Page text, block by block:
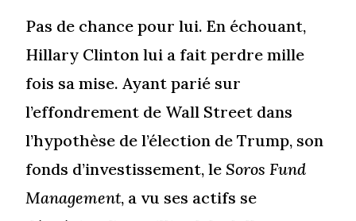
Pas de chance pour lui. En échouant,
Hillary Clinton lui a fait perdre mille
fois sa mise. Ayant parié sur
l’effondrement de Wall Street dans
l’hypothèse de l’élection de Trump, son
fonds d’investissement, le Soros Fund
Management, a vu ses actifs se